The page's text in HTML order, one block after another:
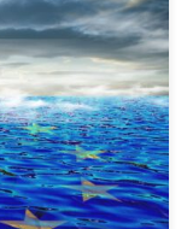
DAS
NEIN ZUR